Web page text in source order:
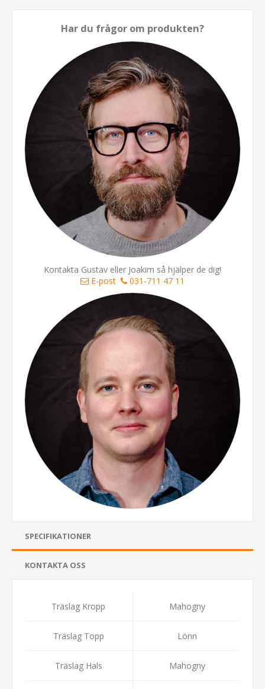
Har du frågor om produkten?
Kontakta Gustav eller Joakim så hjälper de dig!
E-post
031-711 47 11
SPECIFIKATIONER
KONTAKTA OSS
Träslag Kropp Mahogny
Träslag Topp Lönn
Träslag Hals Mahogny